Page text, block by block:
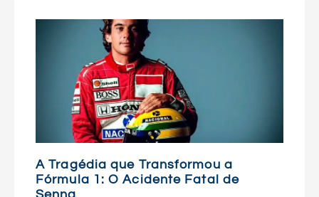
A Tragédia que Transformou a
Fórmula 1: O Acidente Fatal de